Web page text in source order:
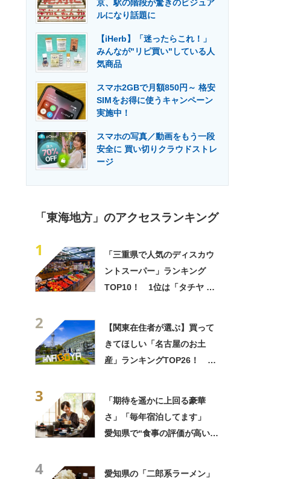
の専門メディア 建設×テクノロジーの最前線
京、駅の階段が驚きのビジュア
ルになり話題に
【iHerb】「迷ったらこれ！」
みんなが"リピ買い"している人
気商品
スマホ2GBで月額850円～ 格安
SIMをお得に使うキャンペーン
実施中！
スマホの写真／動画をもう一段
安全に 買い切りクラウドストレ
ージ
「東海地方」のアクセスランキング
1
「三重県で人気のディスカウ
ントスーパー」ランキング
TOP10！ 1位は「タチヤ 四
2
【関東在住者が選ぶ】買って
きてほしい「名古屋のお土
産」ランキングTOP26！ 第
3
「期待を遥かに上回る豪華
さ」「毎年宿泊してます」
愛知県で“食事の評価が高い
4
愛知県の「二郎系ラーメン」